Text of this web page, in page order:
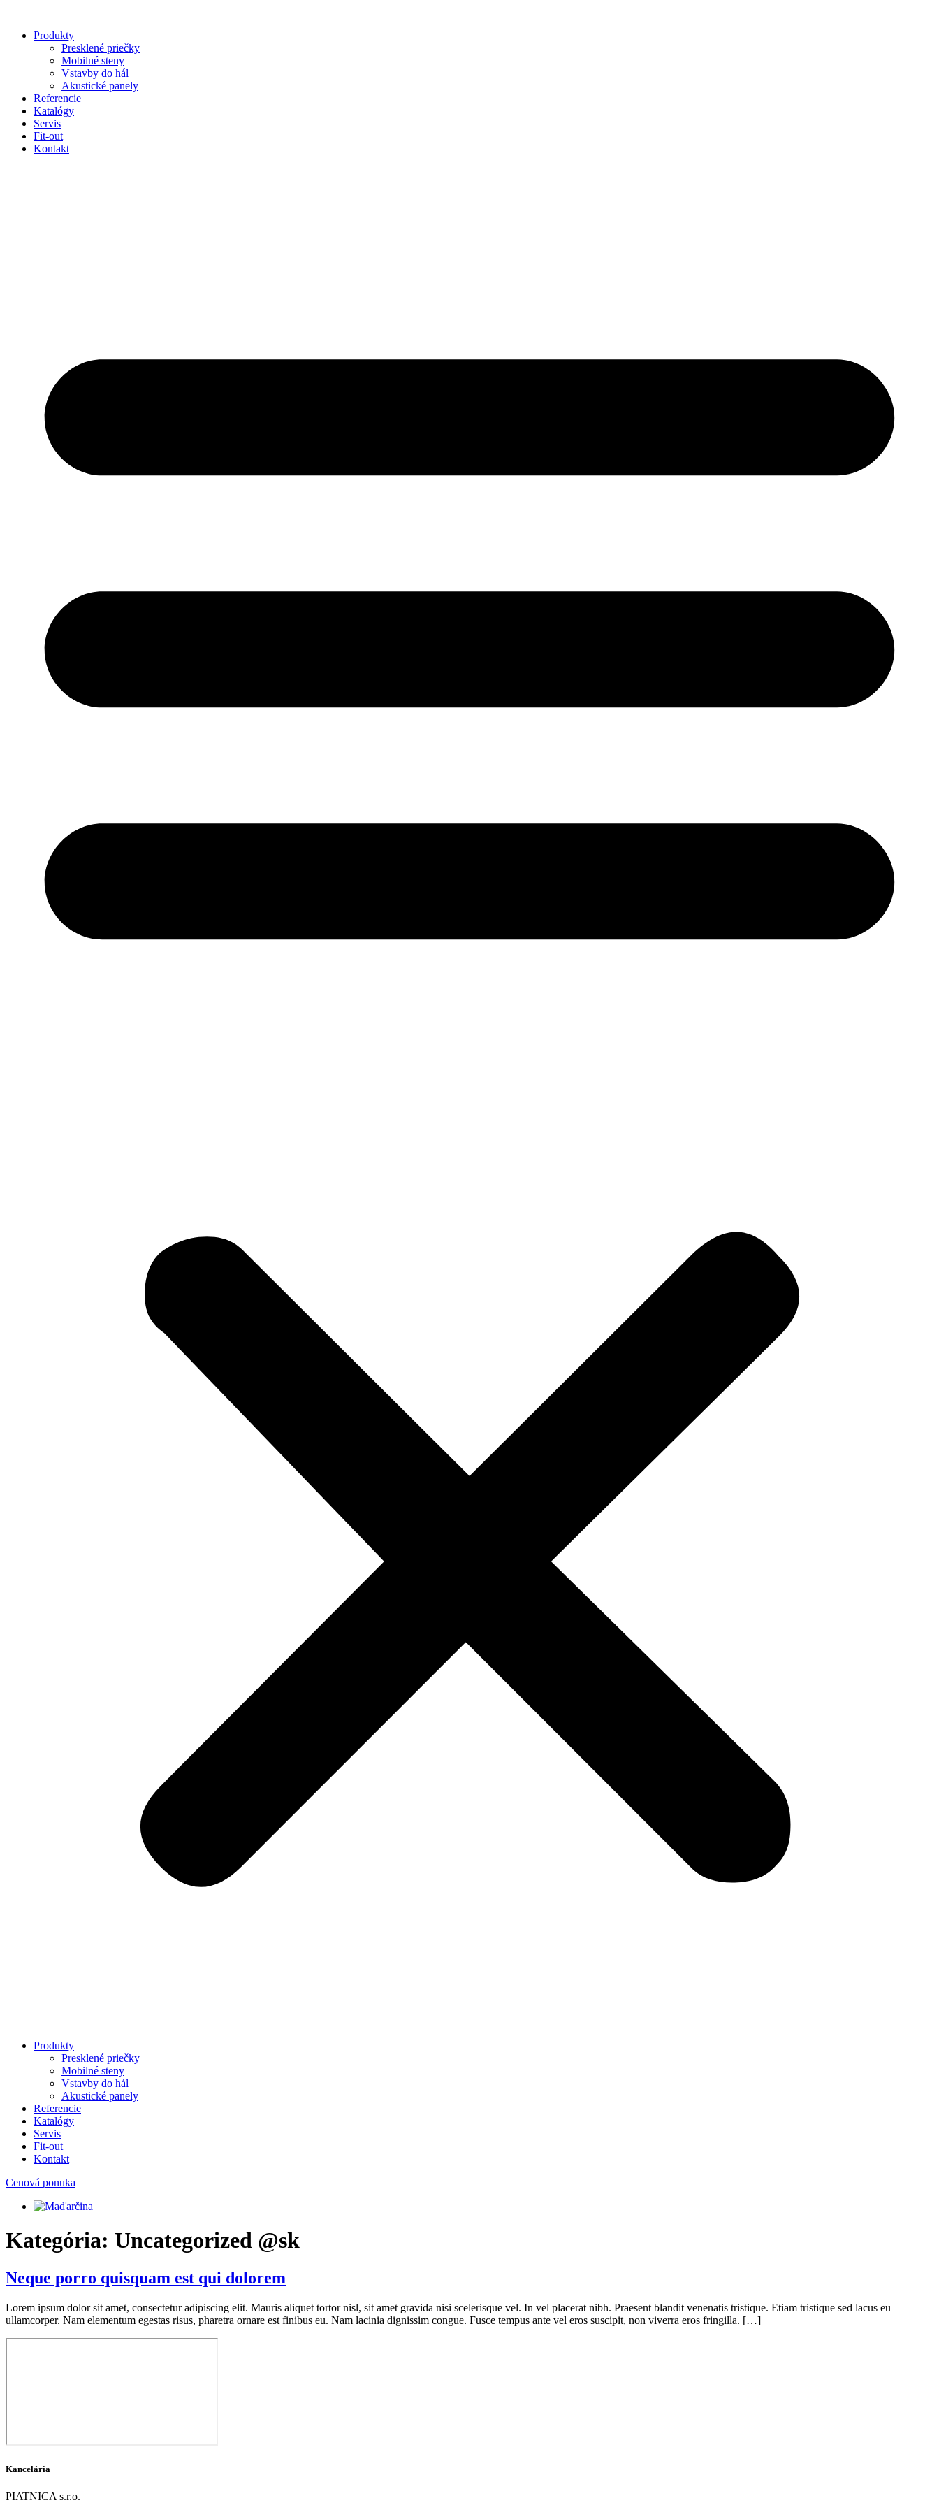
obsah
Produkty
Presklené priečky
Mobilné steny
Vstavby do hál
Akustické panely
Referencie
Katalógy
Servis
Fit-out
Kontakt
Produkty
Presklené priečky
Mobilné steny
Vstavby do hál
Akustické panely
Referencie
Katalógy
Servis
Fit-out
Kontakt
Cenová ponuka
Kategória: Uncategorized @sk
Neque porro quisquam est qui dolorem
Lorem ipsum dolor sit amet, consectetur adipiscing elit. Mauris aliquet tortor nisl, sit amet gravida nisi scelerisque vel. In vel placerat nibh. Praesent blandit venenatis tristique. Etiam tristique sed lacus eu
ullamcorper. Nam elementum egestas risus, pharetra ornare est finibus eu. Nam lacinia dignissim congue. Fusce tempus ante vel eros suscipit, non viverra eros fringilla. […]
Kancelária
PIATNICA s.r.o.